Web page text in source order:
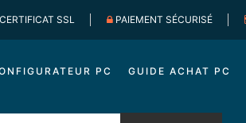
CERTIFICAT SSL PAIEMENT SÉCURISÉ
PC GUIDE ACHAT PC